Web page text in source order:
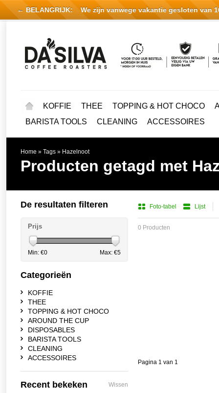
KOFFIE THEE TOPPING & HOT CHOCO
BARISTA TOOLS
CLEANING ACCESSOIRES
Home » Tags » Hazelnoot
Producten getagd met
Foto-tabel Lijst
0 Producten
Pagina 1 van 1
De resultaten filteren
Prijs
Min: €0 Max: €5
Categorieën
KOFFIE
THEE
TOPPING & HOT CHOCO
AROUND THE CUP
DISPOSABLES
BARISTA TOOLS
CLEANING
ACCESSOIRES
Recent bekeken Wissen
← BELANGRIJK: We zijn vanwege vakantie gesloten van